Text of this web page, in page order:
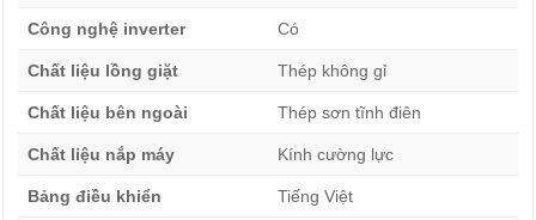
vững chắc, bền bỉ cùng với việc trang bị động cơ truyền
động trực tiếp DD Inverter là điểm nhấn công nghệ. Sự kết
điện năng đáng kể.
yếu tố then chốt tạo nên giá trị của chiếc máy giặt này.
Công nghệ inverter Có
Chất liệu lồng giặt Thép không gỉ
Chất liệu bên ngoài Thép sơn tĩnh điên
Chất liệu nắp máy Kính cường lực
Bảng điều khiển Tiếng Việt